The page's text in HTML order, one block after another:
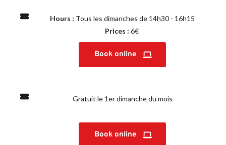
Hours : Tous les dimanches de 14h30 - 16h15
Prices : 6€
Book online
Gratuit le 1er dimanche du mois
Book online